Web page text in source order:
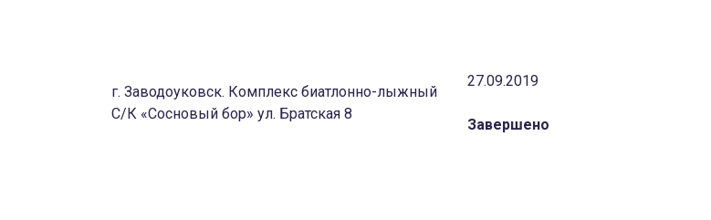
г. Заводоуковск. Комплекс биатлонно-лыжный
С/К «Сосновый бор» ул. Братская 8
27.09.2019
Завершено